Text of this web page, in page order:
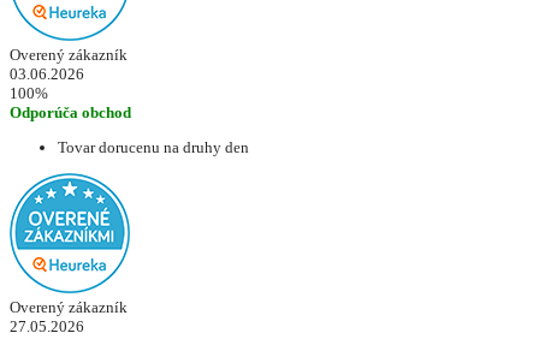
Overený zákazník
03.06.2026
100%
Odporúča obchod
Tovar dorucenu na druhy den
Overený zákazník
27.05.2026